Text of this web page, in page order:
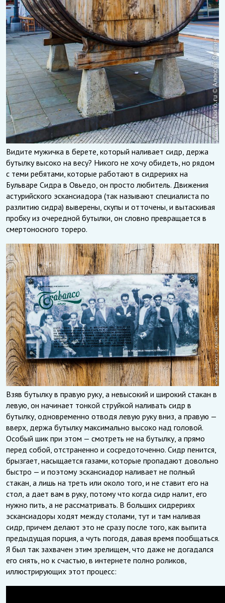
Видите мужичка в берете, который наливает сидр, держа
бутылку высоко на весу? Никого не хочу обидеть, но рядом
с теми ребятами, которые работают в сидрериях на
Бульваре Сидра в Овьедо, он просто любитель. Движения
астурийского эскансиадора (так называют специалиста по
разлитию сидра) выверены, скупы и отточены, и вытаскивая
пробку из очередной бутылки, он словно превращается в
смертоносного тореро.
Взяв бутылку в правую руку, а невысокий и широкий стакан в
левую, он начинает тонкой струйкой наливать сидр в
бутылку, одновременно отводя левую руку вниз, а правую —
вверх, держа бутылку максимально высоко над головой.
Особый шик при этом — смотреть не на бутылку, а прямо
перед собой, отстраненно и сосредоточенно. Сидр пенится,
брызгает, насыщается газами, которые пропадают довольно
быстро — и поэтому эскансиадор наливает не полный
стакан, а лишь на треть или около того, и не ставит его на
стол, а дает вам в руку, потому что когда сидр налит, его
нужно пить, а не рассматривать. В больших сидрериях
эскансиадоры ходят между столами, тут и там наливая
сидр, причем делают это не сразу после того, как выпита
предыдущая порция, а чуть погодя, давая время пообщаться.
Я был так захвачен этим зрелищем, что даже не догадался
его снять, но к счастью, в интернете полно роликов,
иллюстрирующих этот процесс: